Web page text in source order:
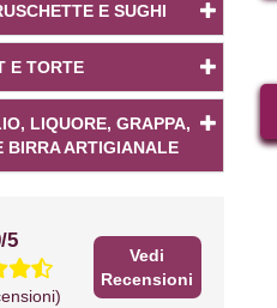
E SUGHI
E TORTE
LIQUORE, GRAPPA,
BIRRA ARTIGIANALE
5
Vedi
Recensioni